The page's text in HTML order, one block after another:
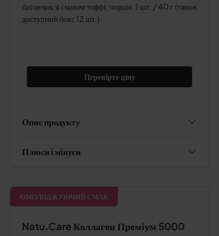
батончик зі смаком тоффі; порція: 1 шт. / 40 г (також
доступний бокс 12 шт.)
Перевірте ціну
Опис продукту
Плюси і мінуси
ОМОЛОДЖУЮЧИЙ СМАК
Natu.Care Коллаген Преміум 5000